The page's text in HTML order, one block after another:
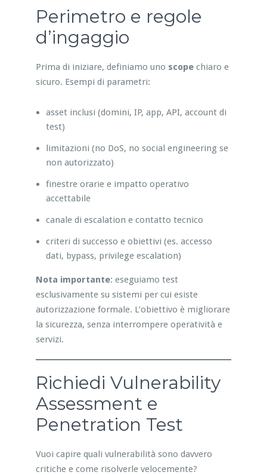
Perimetro e regole
d’ingaggio
Prima di iniziare, definiamo uno scopechiaro e
sicuro. Esempi di parametri:
asset inclusi (domini, IP, app, API, account di
test)
limitazioni (no DoS, no social engineering se
non autorizzato)
finestre orarie e impatto operativo
accettabile
canale di escalation e contatto tecnico
criteri di successo e obiettivi (es. accesso
dati, bypass, privilege escalation)
Nota importante: eseguiamo test
esclusivamente su sistemi per cui esiste
autorizzazione formale. L’obiettivo è migliorare
la sicurezza, senza interrompere operatività e
servizi.
Richiedi Vulnerability
Assessment e
Penetration Test
Vuoi capire quali vulnerabilità sono davvero
critiche e come risolverle velocemente?